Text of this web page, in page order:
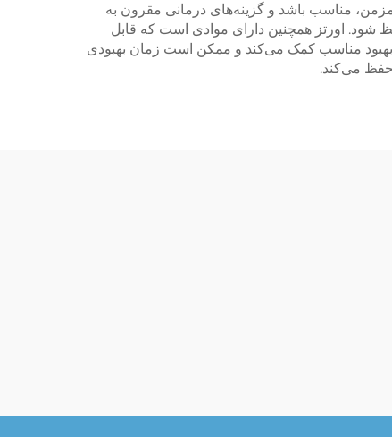
مناسب باشد و گزینه‌های درمانی مقرون به
شود. اورتز همچنین دارای موادی است که قابل
مناسب کمک می‌کند و ممکن است زمان بهبودی
حفظ می‌کند.